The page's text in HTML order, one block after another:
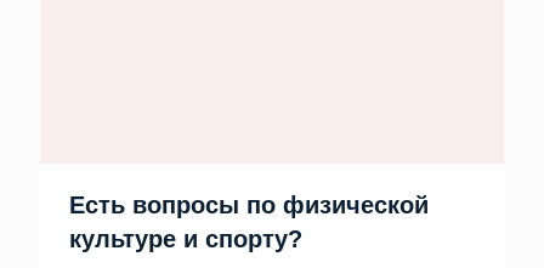
Есть вопросы по физической
культуре и спорту?